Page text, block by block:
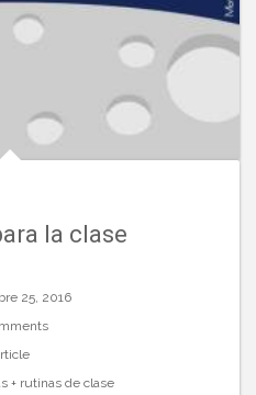
la clase
25, 2016
+ rutinas de clase